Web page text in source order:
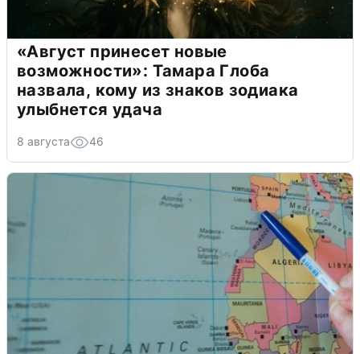
«Август принесет новые
возможности»: Тамара Глоба
назвала, кому из знаков зодиака
улыбнется удача
8 августа 46